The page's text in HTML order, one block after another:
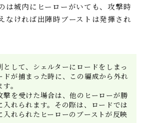
は城内にヒーローがいても、攻撃時
なければ出陣時ブーストは発揮され
として、シェルターにロードをしまっ
ドが捕まった時に、この編成から外れ
。
撃を受けた場合は、他のヒーローが勝
入れられます。その際は、ロードでは
入れられたヒーローのブーストが反映